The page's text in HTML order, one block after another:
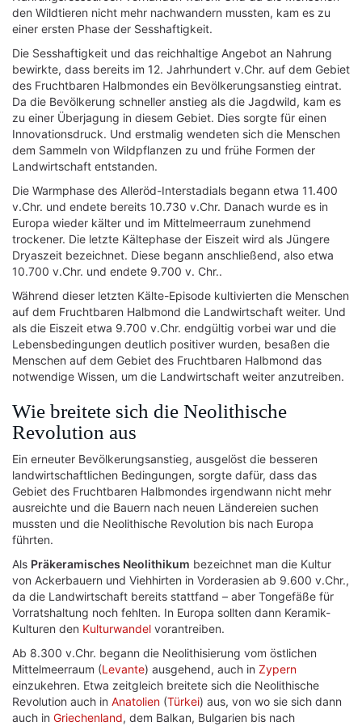
den Wildtieren nicht mehr nachwandern mussten, kam es zu
einer ersten Phase der Sesshaftigkeit.
Die Sesshaftigkeit und das reichhaltige Angebot an Nahrung
bewirkte, dass bereits im 12. Jahrhundert v.Chr. auf dem Gebiet
des Fruchtbaren Halbmondes ein Bevölkerungsanstieg eintrat.
Da die Bevölkerung schneller anstieg als die Jagdwild, kam es
zu einer Überjagung in diesem Gebiet. Dies sorgte für einen
Innovationsdruck. Und erstmalig wendeten sich die Menschen
dem Sammeln von Wildpflanzen zu und frühe Formen der
Landwirtschaft entstanden.
Die Warmphase des Alleröd-Interstadials begann etwa 11.400
v.Chr. und endete bereits 10.730 v.Chr. Danach wurde es in
Europa wieder kälter und im Mittelmeerraum zunehmend
trockener. Die letzte Kältephase der Eiszeit wird als Jüngere
Dryaszeit bezeichnet. Diese begann anschließend, also etwa
10.700 v.Chr. und endete 9.700 v. Chr..
Während dieser letzten Kälte-Episode kultivierten die Menschen
auf dem Fruchtbaren Halbmond die Landwirtschaft weiter. Und
als die Eiszeit etwa 9.700 v.Chr. endgültig vorbei war und die
Lebensbedingungen deutlich positiver wurden, besaßen die
Menschen auf dem Gebiet des Fruchtbaren Halbmond das
notwendige Wissen, um die Landwirtschaft weiter anzutreiben.
Wie breitete sich die Neolithische
Revolution aus
Ein erneuter Bevölkerungsanstieg, ausgelöst die besseren
landwirtschaftlichen Bedingungen, sorgte dafür, dass das
Gebiet des Fruchtbaren Halbmondes irgendwann nicht mehr
ausreichte und die Bauern nach neuen Ländereien suchen
mussten und die Neolithische Revolution bis nach Europa
führten.
Als Präkeramisches Neolithikum bezeichnet man die Kultur
von Ackerbauern und Viehhirten in Vorderasien ab 9.600 v.Chr.,
da die Landwirtschaft bereits stattfand – aber Tongefäße für
Vorratshaltung noch fehlten. In Europa sollten dann Keramik-
Kulturen den Kulturwandel vorantreiben.
Ab 8.300 v.Chr. begann die Neolithisierung vom östlichen
Mittelmeerraum (Levante) ausgehend, auch in Zypern
einzukehren. Etwa zeitgleich breitete sich die Neolithische
Revolution auch in Anatolien (Türkei) aus, von wo sie sich dann
auch in Griechenland, dem Balkan, Bulgarien bis nach